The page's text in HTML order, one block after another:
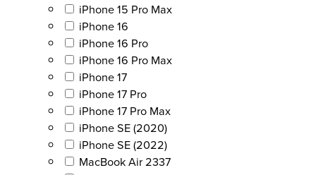
iPhone 15 Pro Max
iPhone 16
iPhone 16 Pro
iPhone 16 Pro Max
iPhone 17
iPhone 17 Pro
iPhone 17 Pro Max
iPhone SE (2020)
iPhone SE (2022)
MacBook Air 2337